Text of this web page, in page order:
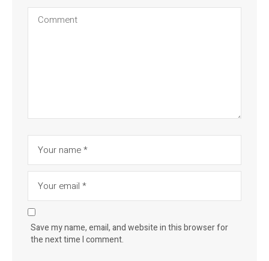
Save my name, email, and website in this browser for
the next time I comment.